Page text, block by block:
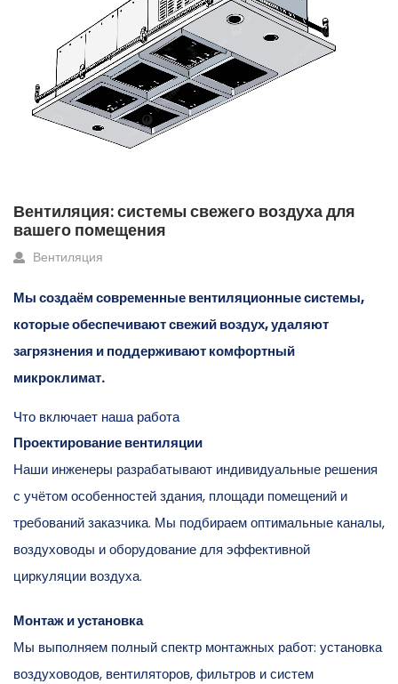
Вентиляция: системы свежего воздуха для
вашего помещения
Вентиляция
Мы создаём современные вентиляционные системы,
которые обеспечивают свежий воздух, удаляют
загрязнения и поддерживают комфортный
микроклимат.
Что включает наша работа
Проектирование вентиляции
Наши инженеры разрабатывают индивидуальные решения
с учётом особенностей здания, площади помещений и
требований заказчика. Мы подбираем оптимальные каналы,
воздуховоды и оборудование для эффективной
циркуляции воздуха.
Монтаж и установка
Мы выполняем полный спектр монтажных работ: установка
воздуховодов, вентиляторов, фильтров и систем